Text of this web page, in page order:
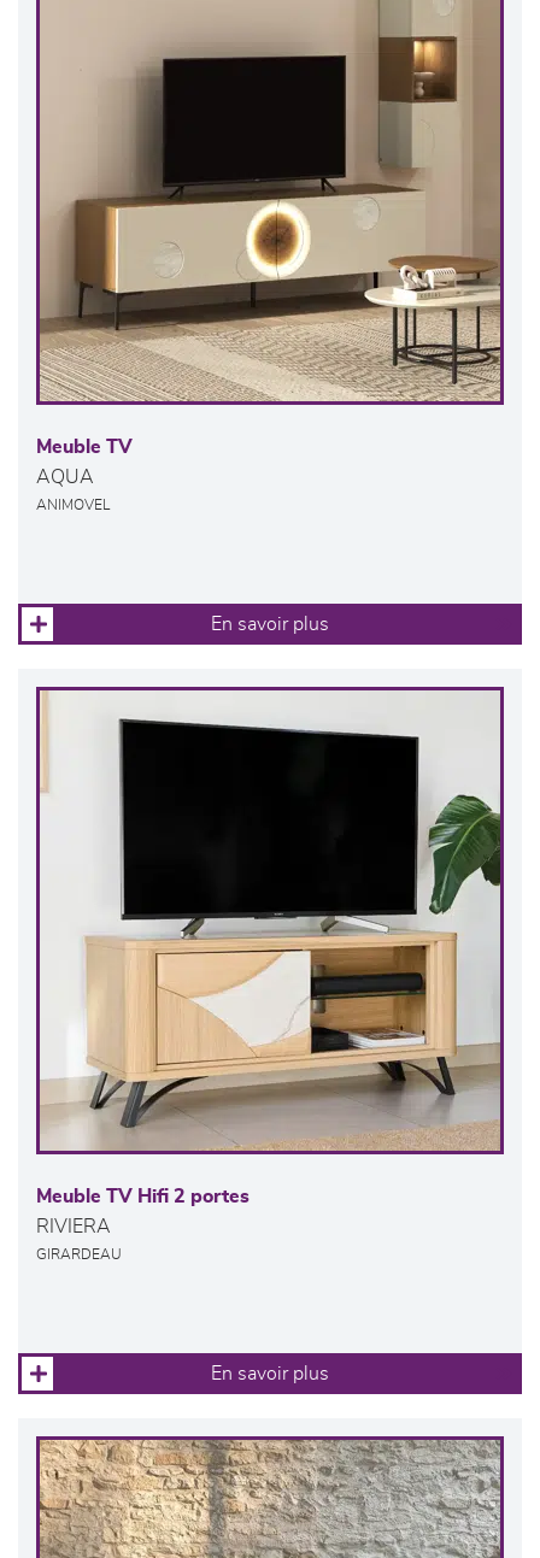
Meuble TV
AQUA
ANIMOVEL
En savoir plus
Meuble TV Hifi 2 portes
RIVIERA
GIRARDEAU
En savoir plus